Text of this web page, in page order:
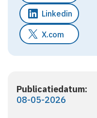
Publicatiedatum:
08-05-2026
Linkedin
X.com